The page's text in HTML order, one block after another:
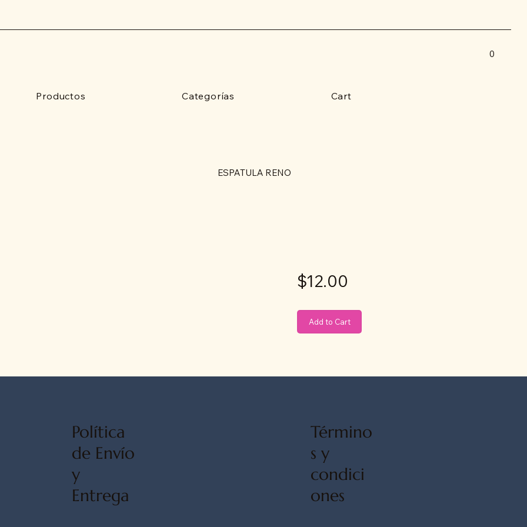
Productos Categorías Cart
0
Add to Cart
ESPATULA RENO
$12.00
Término
s y
condici
ones
Política
de Envío
y
Entrega